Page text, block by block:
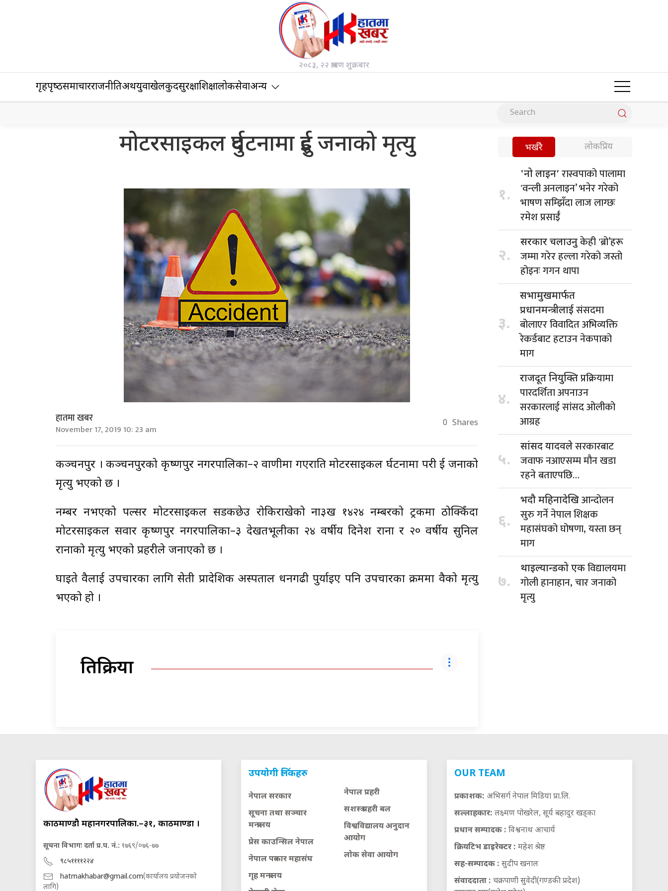
२०८३, २२ श्रावण शुक्रबार
गृहपृष्‍ठसमाचारराजनीतिअर्थयुवाखेलकुदसुरक्षाशिक्षालोकसेवाअन्य
मोटरसाइकल दुर्घटनामा दुई जनाको मृत्यु
हातमा खबर
November 17, 2019 10: 23 am 0 Shares
कञ्चनपुर । कञ्चनपुरको कृष्णपुर नगरपालिका–२ वाणीमा गएराति मोटरसाइकल दुर्घटनामा परी दुई जनाको
मृत्यु भएको छ ।
नम्बर नभएको पल्सर मोटरसाइकल सडकछेउ रोकिराखेको ना३ख १४२४ नम्बरको ट्रकमा ठोक्किँदा
मोटरसाइकल सवार कृष्णपुर नगरपालिका–३ देखतभूलीका २४ वर्षीय दिनेश राना र २० वर्षीय सुनिल
रानाको मृत्यु भएको प्रहरीले जनाएको छ ।
घाइते दुवैलाई उपचारका लागि सेती प्रादेशिक अस्पताल धनगढी पुर्याइए पनि उपचारका क्रममा दुवैको मृत्यु
भएको हो ।
प्रतिक्रिया
भर्खरै लोकप्रिय
१.
'नो लाइन’ रास्वपाको पालामा
'वन्ली अनलाइन’ भनेर गरेको
भाषण सम्झिँदा लाज लाग्छः
रमेश प्रसाईँ
२.
सरकार चलाउनुकेही 'ब्रो’हरू
जम्मा गरेर हल्ला गरेको जस्तो
होइनः गगन थापा
३.
सभामुखमार्फत
प्रधानमन्त्रीलाईसंसदमा
बोलाएर विवादित अभिव्यक्ति
रेकर्डबाट हटाउन नेकपाको
माग
४.
राजदूत नियुक्तिप्रक्रियामा
पारदर्शिता अपनाउन
सरकारलाई सांसद ओलीको
आग्रह
५.
सांसद यादवलेसरकारबाट
जवाफ नआएसम्म मौन खडा
रहने बताएपछि…
६.
भदौ महिनादेखिआन्दोलन
सुरु गर्ने नेपाल शिक्षक
महासंघको घोषणा, यस्ता छन्
माग
७.
थाइल्यान्डको एकविद्यालयमा
गोली हानाहान, चार जनाको
मृत्यु
काठमाण्डौ महानगरपालिका.–३१, काठमाण्डौं ।
सूचना विभागः दर्ता प्र.प. नं.: १७६९/०७६-७७
९८५११११२२४
hatmakhabar@gmail.com(कार्यालय प्रयोजनको
लागि)
उपयोगी लिंकहरु
नेपाल सरकार
सूचना तथा सञ्चार
मन्त्रालय
प्रेस काउन्सिल नेपाल
नेपाल पत्रकार महासंघ
गृह मन्त्रालय
नेपाल प्रहरी
सशस्त्र प्रहरी बल
विश्वविद्यालय अनुदान
आयाेग
लाेक सेवा आयाेग
OUR TEAM
प्रकाशक: अभिसर्ग नेपाल मिडिया प्रा.लि.
सल्लाहकार: लक्ष्मण पोखरेल, सूर्य बहादुर खड्का
प्रधान सम्पादक : विश्वनाथ आचार्य
क्रियटिभ डाइरेक्टर : महेश श्रेष्ठ
सह-सम्पादक : सुदीप खनाल
संवाददाता : चक्रपाणी सुवेदी(गण्डकी प्रदेश)